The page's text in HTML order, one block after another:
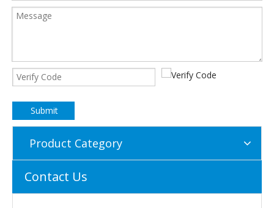
Submit
Product Category
Contact Us